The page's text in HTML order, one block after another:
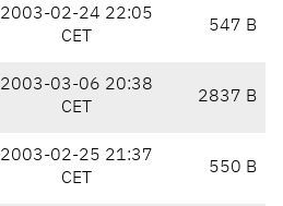
2003-02-24 22:05
CET
547 B
2003-03-06 20:38
CET
2837 B
2003-02-25 21:37
CET
550 B